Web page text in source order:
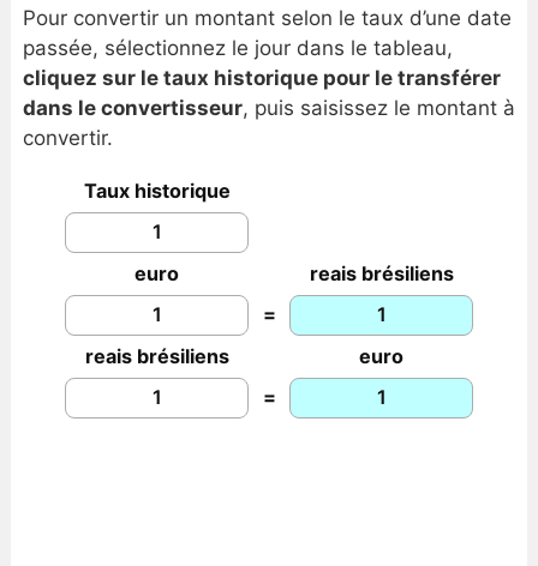
Pour convertir un montant selon le taux d’une date
passée, sélectionnez le jour dans le tableau,
cliquez sur le taux historique pour le transférer
dans le convertisseur, puis saisissez le montant à
convertir.
Taux historique
euro
reais brésiliens
=
reais brésiliens
euro
=